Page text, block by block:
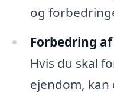
og
Forbedring
Hvis du skal
ejendom,